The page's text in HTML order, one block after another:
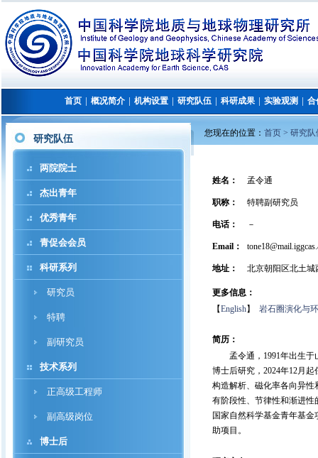
首页 │概况简介 │机构设置 │研究队伍 │科研成果 │实验观测 │合
研究队伍
两院院士
杰出青年
优秀青年
青促会会员
科研系列
研究员
特聘
副研究员
技术系列
正高级工程师
副高级岗位
博士后
您现在的位置： 首页 > 研究
姓名： 孟令通
职称： 特聘副研究员
电话： －
Email：
地址： 北京朝阳区北土城
更多信息：
【English】 岩石圈演化与
简历：
孟令通，1991年出生于
博士后研究，2024年12月
构造解析、磁化率各向异
有阶段性、节律性和渐进性
国家自然科学基金青年基
助项目。